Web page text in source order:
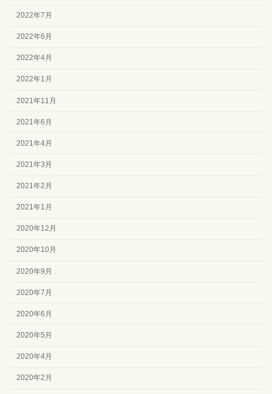
2022年7月
2022年6月
2022年4月
2022年1月
2021年11月
2021年6月
2021年4月
2021年3月
2021年2月
2021年1月
2020年12月
2020年10月
2020年9月
2020年7月
2020年6月
2020年5月
2020年4月
2020年2月